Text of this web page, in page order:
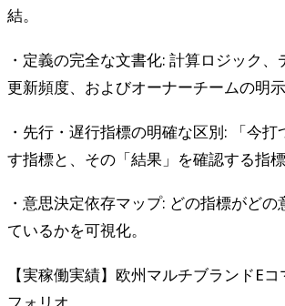
結。
・定義の完全な文書化: 計算ロジック、
更新頻度、およびオーナーチームの明示
・先行・遅行指標の明確な区別: 「今
す指標と、その「結果」を確認する指標
・意思決定依存マップ: どの指標がどの
ているかを可視化。
【実稼働実績】欧州マルチブランドE